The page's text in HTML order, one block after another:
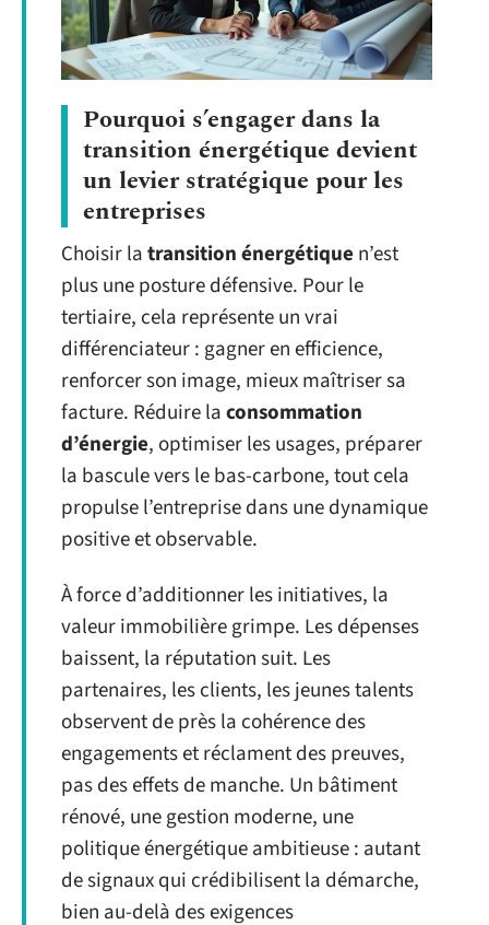
Pourquoi s’engager dans la
transition énergétique devient
un levier stratégique pour les
entreprises
Choisir latransition énergétique n’est
plus une posture défensive. Pour le
tertiaire, cela représente un vrai
différenciateur : gagner en efficience,
renforcer son image, mieux maîtriser sa
facture. Réduire laconsommation
d’énergie, optimiser les usages, préparer
la bascule vers le bas-carbone, tout cela
propulse l’entreprise dans une dynamique
positive et observable.
À force d’additionner les initiatives, la
valeur immobilière grimpe. Les dépenses
baissent, la réputation suit. Les
partenaires, les clients, les jeunes talents
observent de près la cohérence des
engagements et réclament des preuves,
pas des effets de manche. Un bâtiment
rénové, une gestion moderne, une
politique énergétique ambitieuse : autant
de signaux qui crédibilisent la démarche,
bien au-delà des exigences